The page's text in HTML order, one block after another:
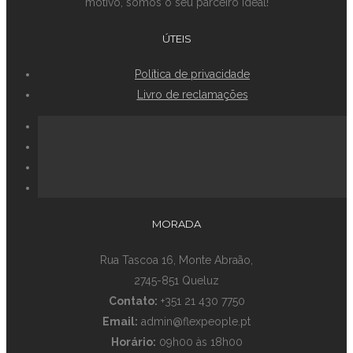
ÚTEIS
Política de privacidade
Livro de reclamações
MORADA
Rua Tascoa 16, Monte Abraão,
2745-851 Queluz
Contato: +351 21 430 7750
Email: admin@flexpeople.pt
Horário: 09h00 às 18h00